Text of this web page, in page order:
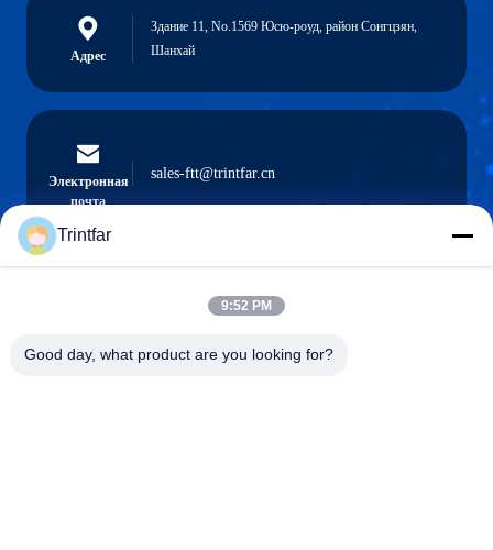
Адрес
Здание 11, No.1569 Юсю-роуд, район Сонгцзян,
Шанхай
Электронная
почта
sales-ftt@trintfar.cn
0086- 15216883036
Trintfar
9:52 PM
Good day, what product are you looking for?